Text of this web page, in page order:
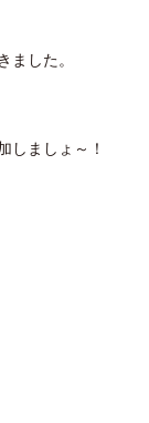
ました。
しましょ～！